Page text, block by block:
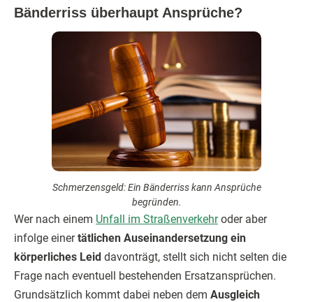
Bänderriss überhaupt Ansprüche?
Schmerzensgeld: Ein Bänderriss kann Ansprüche
begründen.
Wer nach einem Unfall im Straßenverkehroder aber
infolge einertätlichen Auseinandersetzung ein
körperlich­es Leid davonträgt, stellt sich nicht selten die
Frage nach eventuell bestehenden Ersatzansprüchen.
Grundsätzlich kommt dabei neben dem Ausgleich